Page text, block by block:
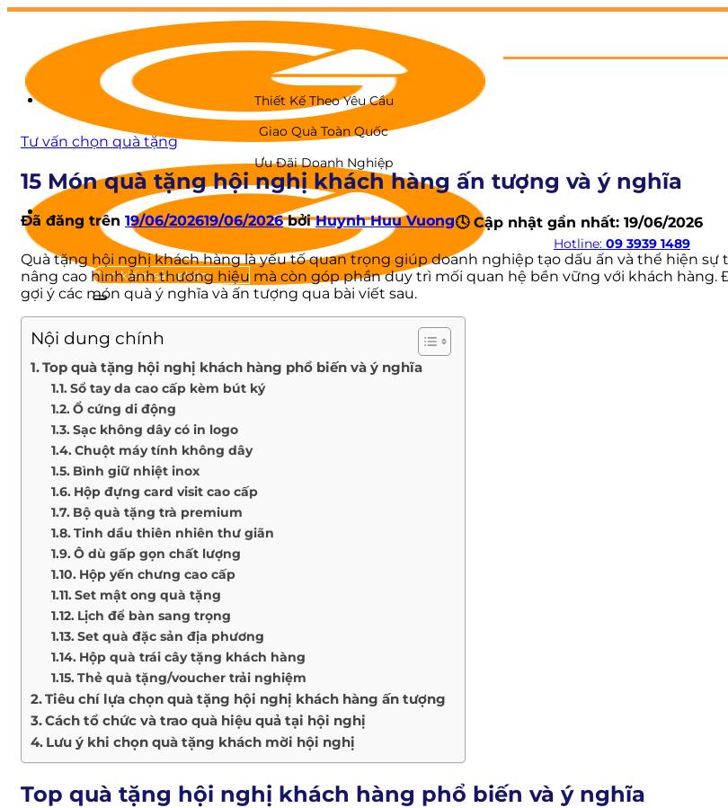
Chuyển
dung
GIỚI THIỆU
QUÀ TẾT
Hộp quà Tết
Giỏ quà Tết
Quà Tết doanh nghiệp
BỘ SƯU TẬP QUÀ TẶNG
The Wellness
The Luckiness
The Mystery
All The Best
Happy Moments
The Wine Box
Moon D’Art
QUÀ TẶNG DOANH NGHIỆP
THÔNG TIN LIÊN HỆ
Thiết Kế Theo Yêu Cầu
Giao Quà Toàn Quốc
Ưu Đãi Doanh Nghiệp
Hotline: 09 3939 1489
Tư vấn chọn quà tặng
15 Món quà tặng hội nghị khách hàng ấn tượng và ý nghĩa
Đã đăng trên 19/06/202619/06/2026 bởiHuynh Huu Vuong🕓 Cập nhật gần nhất: 19/06/2026
Quà tặng hội nghị khách hàng là yếu tố quan trọng giúp doanh nghiệp tạo dấu ấn và thể hiện
nâng cao hình ảnh thương hiệu mà còn góp phần duy trì mối quan hệ bền vững với khách hàng.
gợi ý các món quà ý nghĩa và ấn tượng qua bài viết sau.
Nội dung chính
Top quà tặng hội nghị khách hàng phổ biến và ý nghĩa
Sổ tay da cao cấp kèm bút ký
Ổ cứng di động
Sạc không dây có in logo
Chuột máy tính không dây
Bình giữ nhiệt inox
Hộp đựng card visit cao cấp
Bộ quà tặng trà premium
Tinh dầu thiên nhiên thư giãn
Ô dù gấp gọn chất lượng
Hộp yến chưng cao cấp
Set mật ong quà tặng
Lịch để bàn sang trọng
Set quà đặc sản địa phương
Hộp quà trái cây tặng khách hàng
Thẻ quà tặng/voucher trải nghiệm
Tiêu chí lựa chọn quà tặng hội nghị khách hàng ấn tượng
Cách tổ chức và trao quà hiệu quả tại hội nghị
Lưu ý khi chọn quà tặng khách mời hội nghị
Top quà tặng hội nghị khách hàng phổ biến và ý nghĩa